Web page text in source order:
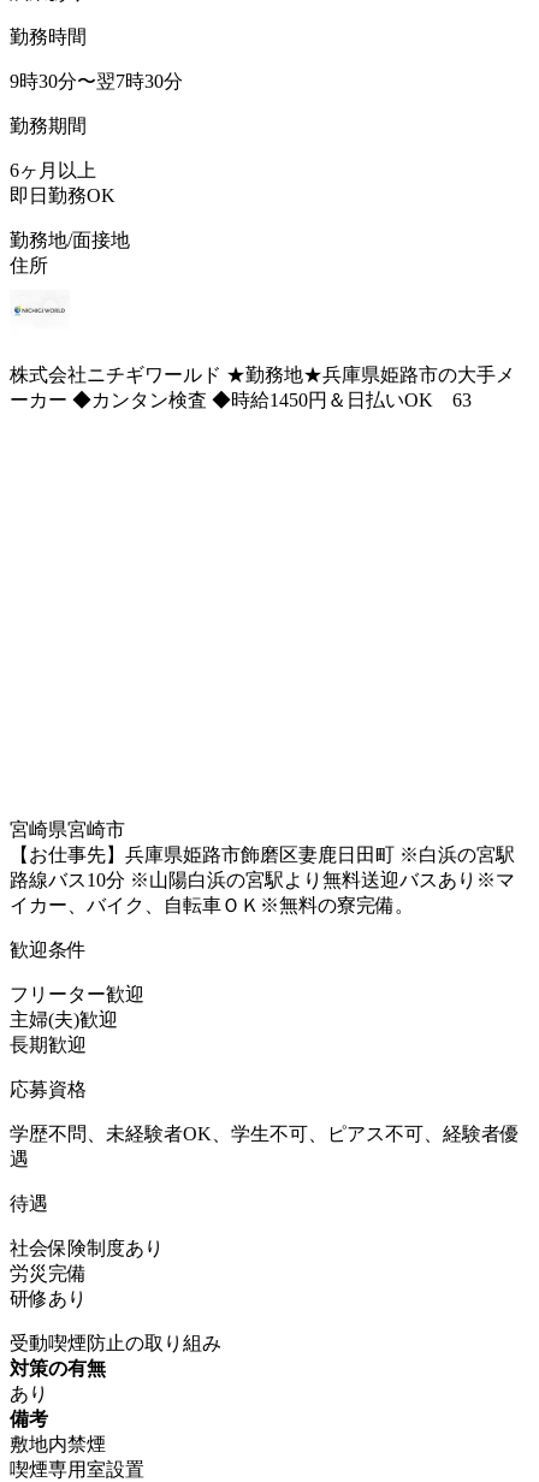
勤務時間
9時30分〜翌7時30分
勤務期間
6ヶ月以上
即日勤務OK
勤務地/面接地
住所
株式会社ニチギワールド ★勤務地★兵庫県姫路市の大手メ
ーカー ◆カンタン検査 ◆時給1450円＆日払いOK 63
宮崎県宮崎市
【お仕事先】兵庫県姫路市飾磨区妻鹿日田町 ※白浜の宮駅
路線バス10分 ※山陽白浜の宮駅より無料送迎バスあり※マ
イカー、バイク、自転車ＯＫ※無料の寮完備。
歓迎条件
フリーター歓迎
主婦(夫)歓迎
長期歓迎
応募資格
学歴不問、未経験者OK、学生不可、ピアス不可、経験者優
遇
待遇
社会保険制度あり
労災完備
研修あり
受動喫煙防止の取り組み
対策の有無
あり
備考
敷地内禁煙
喫煙専用室設置